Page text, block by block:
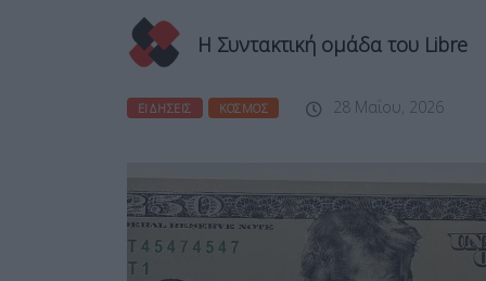
Η Συντακτική ομάδα του Libre
ΕΙΔΉΣΕΙΣ ΚΌΣΜΟΣ 28 Μαΐου, 2026